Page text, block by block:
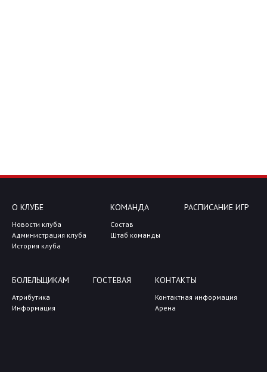
О КЛУБЕ
Новости клуба
Администрация клуба
История клуба
КОМАНДА
Состав
Штаб команды
РАСПИСАНИЕ ИГР
БОЛЕЛЬЩИКАМ
Атрибутика
Информация
ГОСТЕВАЯ КОНТАКТЫ
Контактная информация
Арена